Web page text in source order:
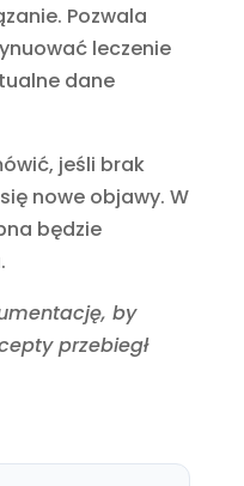
Pozwala
leczenie
dane
jeśli brak
nowe objawy. W
będzie
by
przebiegł